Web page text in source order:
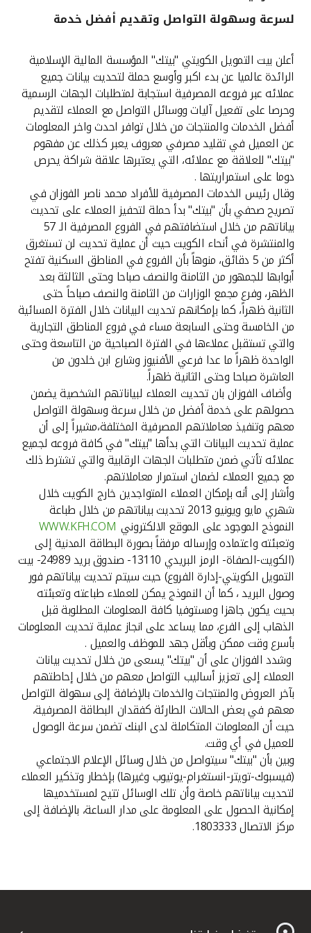
القنوات المصرفية
أدوات وخدمات
خدمات ما بعد البيع
اتصل بنا
مواقع الفروع وأجهزة الصرف الآلي
ألمانيا
ماليزيا
تركيا
مصر
المملكة المتحدة
مملكة البحرين
لسرعة وسهولة التواصل وتقديم أفضل خدمة
أعلن بيت التمويل الكويتي "بيتك" المؤسسة المالية الإسلامية
الرائدة عالميا عن بدء اكبر وأوسع حملة لتحديث بيانات جميع
عملائه عبر فروعه المصرفية استجابة لمتطلبات الجهات الرسمية
وحرصا على تفعيل آليات ووسائل التواصل مع العملاء لتقديم
أفضل الخدمات والمنتجات من خلال توافر احدث واخر المعلومات
عن العميل في تقليد مصرفي معروف يعبر كذلك عن مفهوم
"بيتك" للعلاقة مع عملائه، التي يعتبرها علاقة شراكة يحرص
دوما على استمراريتها .
وقال رئيس الخدمات المصرفية للأفراد محمد ناصر الفوزان في
تصريح صحفي بأن "بيتك" بدأ حملة لتحفيز العملاء على تحديث
بياناتهم من خلال استضافتهم في الفروع المصرفية الـ 57
والمنتشرة في أنحاء الكويت حيث أن عملية تحديث لن تستغرق
أكثر من 5 دقائق، منوهاً بأن الفروع في المناطق السكنية تفتح
أبوابها للجمهور من الثامنة والنصف صباحا وحتى الثالثة بعد
الظهر، وفرع مجمع الوزارات من الثامنة والنصف صباحاً حتى
الثانية ظهراً، كما بإمكانهم تحديث البيانات خلال الفترة المسائية
من الخامسة وحتى السابعة مساء في فروع المناطق التجارية
والتي تستقبل عملاءها في الفترة الصباحية من التاسعة وحتى
الواحدة ظهراً ما عدا فرعي الأفنيوز وشارع ابن خلدون من
العاشرة صباحا وحتى الثانية ظهراً.
وأضاف الفوزان بان تحديث العملاء لبياناتهم الشخصية يضمن
حصولهم على خدمة أفضل من خلال سرعة وسهولة التواصل
معهم وتنفيذ معاملاتهم المصرفية المختلفة،مشيراً إلى أن
عملية تحديث البيانات التي بدأها "بيتك" في كافة فروعه لجميع
عملائه تأتي ضمن متطلبات الجهات الرقابية والتي تشترط ذلك
مع جميع العملاء لضمان استمرار معاملاتهم.
وأشار إلى أنه بإمكان العملاء المتواجدين خارج الكويت خلال
شهري مايو ويونيو 2013 تحديث بياناتهم من خلال طباعة
النموذج الموجود على الموقع الالكتروني WWW.KFH.COM
وتعبئته واعتماده وإرساله مرفقاً بصورة البطاقة المدنية إلى
(الكويت-الصفاة- الرمز البريدي 13110- صندوق بريد 24989- بيت
التمويل الكويتي-إدارة الفروع) حيث سيتم تحديث بياناتهم فور
وصول البريد ، كما أن النموذج يمكن للعملاء طباعته وتعبئته
بحيث يكون جاهزا ومستوفيا كافة المعلومات المطلوبة قبل
الذهاب إلى الفرع، مما يساعد على انجاز عملية تحديث المعلومات
بأسرع وقت ممكن وبأقل جهد للموظف والعميل .
وشدد الفوزان على أن "بيتك" يسعى من خلال تحديث بيانات
العملاء إلى تعزيز أساليب التواصل معهم من خلال إحاطتهم
بآخر العروض والمنتجات والخدمات بالإضافة إلى سهولة التواصل
معهم في بعض الحالات الطارئة كفقدان البطاقة المصرفية،
حيث أن المعلومات المتكاملة لدى البنك تضمن سرعة الوصول
للعميل في أي وقت.
وبين بأن "بيتك" سيتواصل من خلال وسائل الإعلام الاجتماعي
(فيسبوك-تويتر-انستغرام-يوتيوب وغيرها) بإخطار وتذكير العملاء
لتحديث بياناتهم خاصة وأن تلك الوسائل تتيح لمستخدميها
إمكانية الحصول على المعلومة على مدار الساعة، بالإضافة إلى
مركز الاتصال 1803333.